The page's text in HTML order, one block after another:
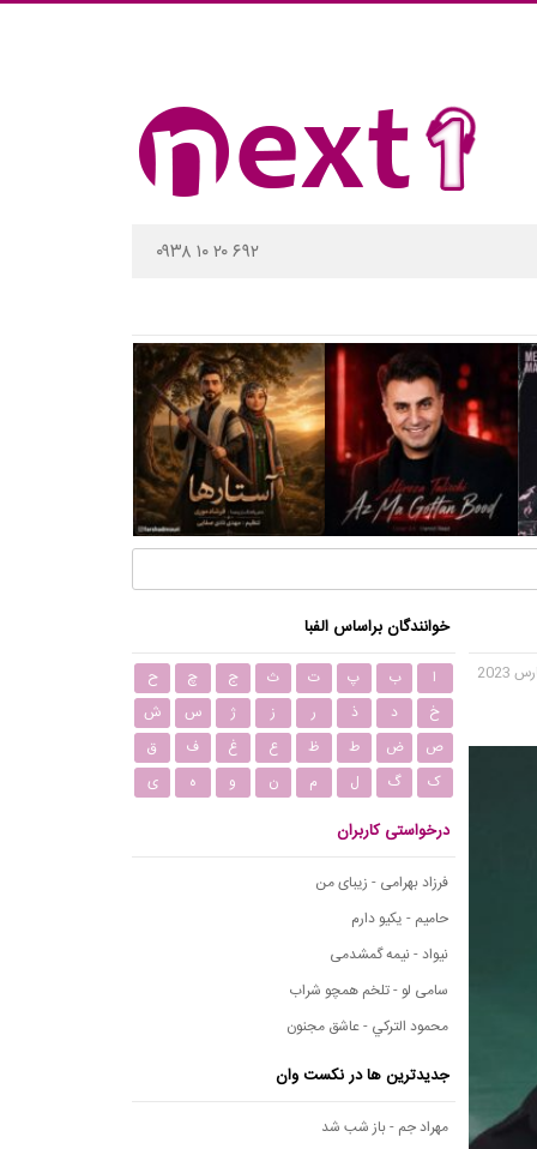
۰۹۳۸ ۱۰ ۲۰ ۶۹۲
خوانندگان براساس الفبا
ا ب پ ت ث ج چ
ح
خ
د ذ ر ز ژ س
ش
ص
ض ط ظ ع غ ف
ق
ک
گ ل م ن و ه ی
درخواستی کاربران
فرزاد بهرامی - زیبای من
حامیم - یکیو دارم
نیواد - نیمه گمشدمی
سامی لو - تلخم همچو شراب
محمود التركي - عاشق مجنون
جدیدترین ها در نکست وان
مهراد جم - باز شب شد